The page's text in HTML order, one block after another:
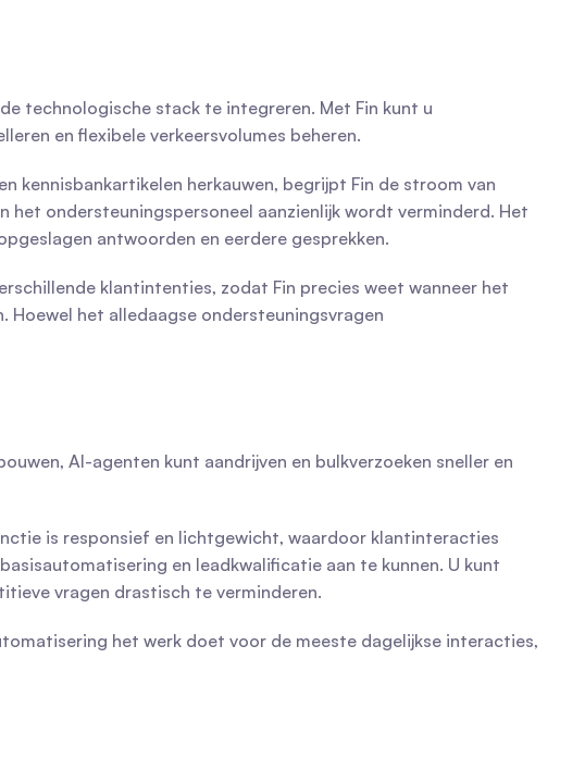
technologische stack te integreren. Met Fin kunt u
en flexibele verkeersvolumes beheren.
kennisbankartikelen herkauwen, begrijpt Fin de stroom van
het ondersteuningspersoneel aanzienlijk wordt verminderd. Het
antwoorden en eerdere gesprekken.
klantintenties, zodat Fin precies weet wanneer het
het alledaagse ondersteuningsvragen
AI-agenten kunt aandrijven en bulkverzoeken sneller en
is responsief en lichtgewicht, waardoor klantinteracties
en leadkwalificatie aan te kunnen. U kunt
vragen drastisch te verminderen.
het werk doet voor de meeste dagelijkse interacties,